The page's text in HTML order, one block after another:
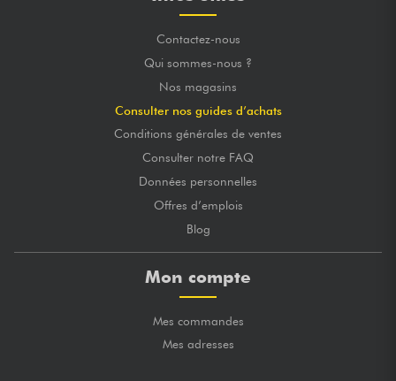
Contactez-nous
Qui sommes-nous ?
Nos magasins
Consulter nos guides d’achats
Conditions générales de ventes
Consulter notre FAQ
Données personnelles
Offres d’emplois
Blog
Mon compte
Mes commandes
Mes adresses